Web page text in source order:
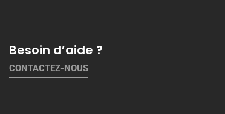
Besoin d’aide ?
CONTACTEZ-NOUS